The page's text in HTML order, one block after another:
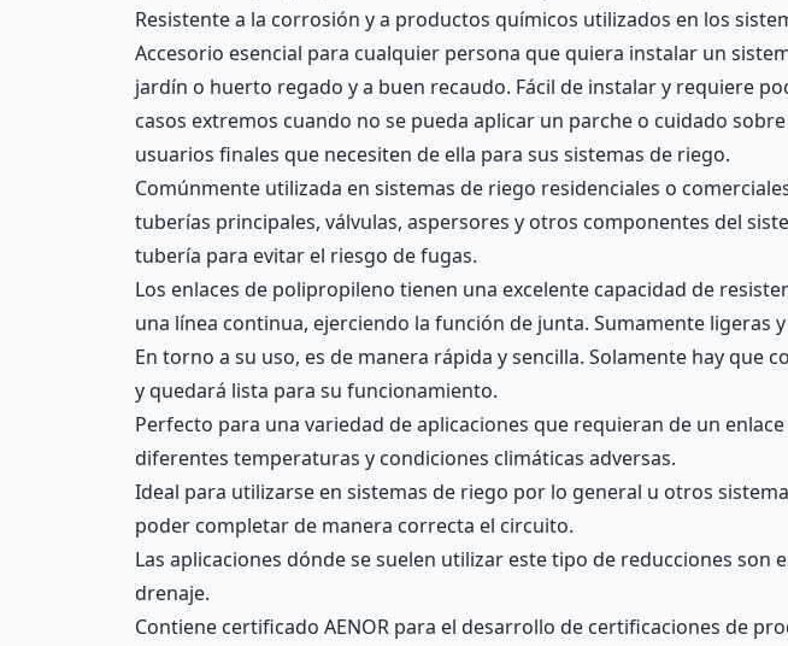
Resistente a la corrosión y a productos químicos utilizados en los
Accesorio esencial para cualquier persona que quiera instalar un
jardín o huerto regado y a buen recaudo. Fácil de instalar y requiere
casos extremos cuando no se pueda aplicar un parche o cuidado
usuarios finales que necesiten de ella para sus sistemas de riego.
Comúnmente utilizada en sistemas de riego residenciales o
tuberías principales, válvulas, aspersores y otros componentes del
tubería para evitar el riesgo de fugas.
Los enlaces de polipropileno tienen una excelente capacidad de
una línea continua, ejerciendo la función de junta. Sumamente ligeras
En torno a su uso, es de manera rápida y sencilla. Solamente hay
y quedará lista para su funcionamiento.
Perfecto para una variedad de aplicaciones que requieran de un
diferentes temperaturas y condiciones climáticas adversas.
Ideal para utilizarse en sistemas de riego por lo general u otros
poder completar de manera correcta el circuito.
Las aplicaciones dónde se suelen utilizar este tipo de reducciones
drenaje.
Contiene certificado AENOR para el desarrollo de certificaciones de